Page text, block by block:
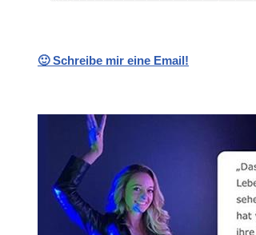
🙂 Schreibe mir eine Email!